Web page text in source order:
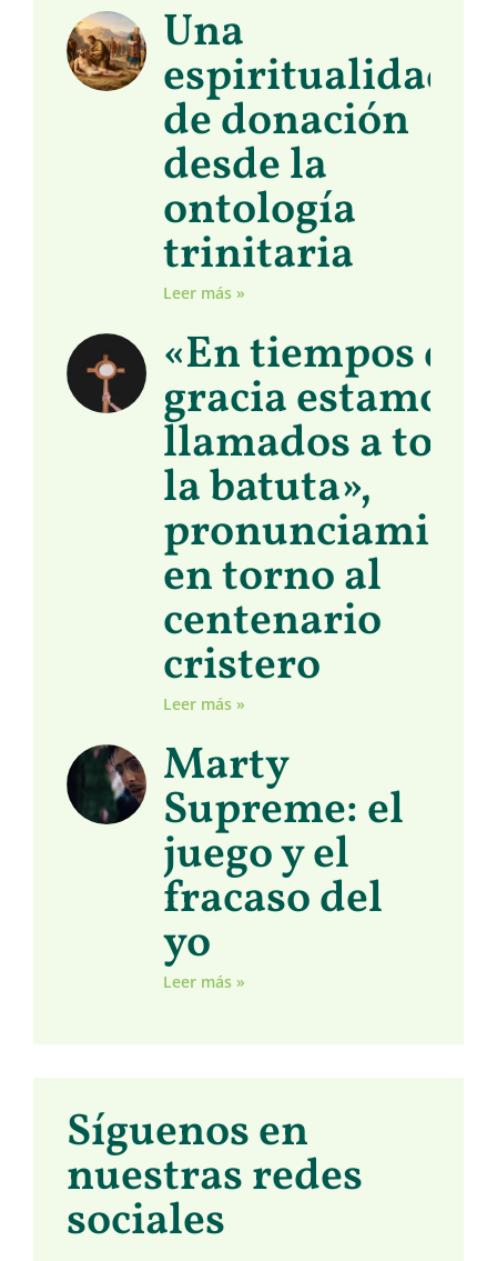
Una
espiritualidad
de donación
desde la
ontología
trinitaria
Leer más »
«En tiempos de
gracia estamos
llamados a
la batuta»,
en torno al
centenario
cristero
Leer más »
Marty
Supreme: el
juego y el
fracaso del
yo
Leer más »
Síguenos en
nuestras redes
sociales